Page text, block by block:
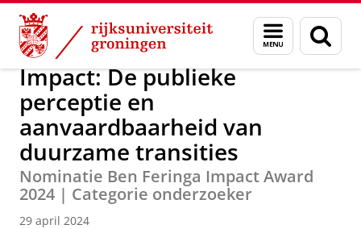
Skip
Content
Skip
Navigation
Menu
en
zoeken
Over ons Actueel Nieuws
Impact: De publieke
perceptie en
aanvaardbaarheid van
duurzame transities
Nominatie Ben Feringa Impact Award
2024 | Categorie onderzoeker
29 april 2024